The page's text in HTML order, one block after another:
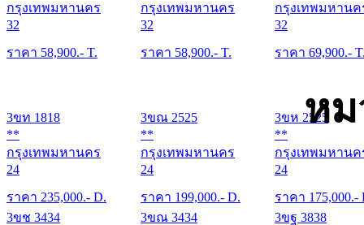
กรุงเทพมหานคร
32
ราคา 58,900.- T.
กรุงเทพมหานคร
32
ราคา 58,900.- T.
กรุงเทพมหานค
32
ราคา 69,900.-
หม
3ขท 1818
**
กรุงเทพมหานคร
24
ราคา 235,000.- D.
3ขณ 2525
**
กรุงเทพมหานคร
24
ราคา 199,000.- D.
3ขห 2525
**
กรุงเทพมหานค
24
ราคา 175,000.-
3ขช 3434
3ขณ 3434
3ขฐ 3838